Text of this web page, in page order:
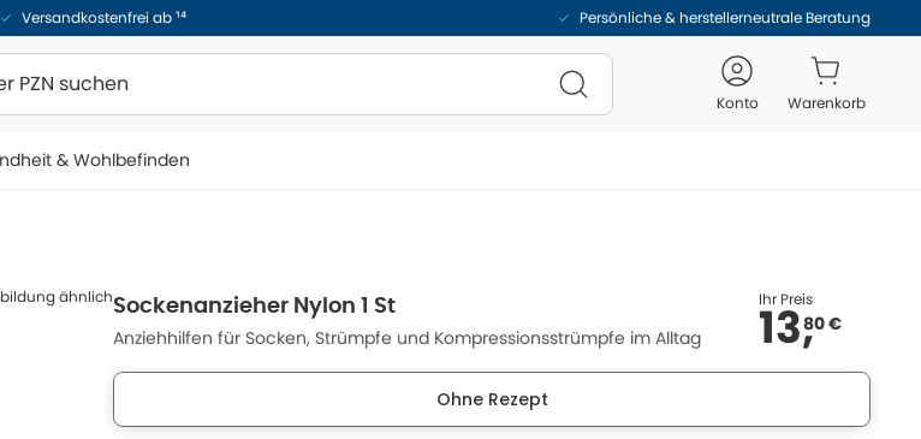
Versandkostenfrei ab ¹⁴ Persönliche & herstellerneutrale Beratung
Konto Warenkorb
& Wohlbefinden
ähnlichSockenanzieher Nylon 1 St
Anziehhilfen für Socken, Strümpfe und Kompressionsstrümpfe im Alltag
Ihr Preis
13,80 €
Ohne Rezept